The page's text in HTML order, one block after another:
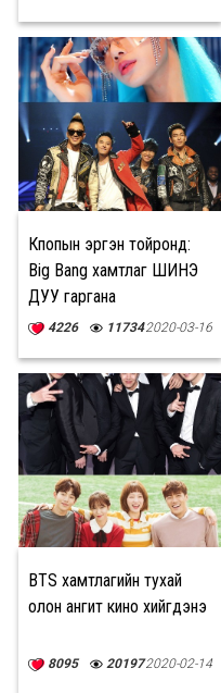
Кпопын эргэн тойронд:
Big Bang хамтлаг ШИНЭ
ДУУ гаргана
4226 117342020-03-16
BTS хамтлагийн тухай
олон ангит кино хийгдэнэ
8095 201972020-02-14